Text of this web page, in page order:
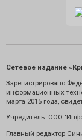
Сетевое издание
Зарегистрировано
информационных
марта 2015 года,
Учредитель: ООО
Главный редактор